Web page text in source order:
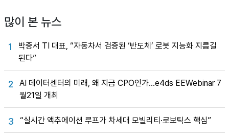
많이 본 뉴스
1
박중서 TI 대표, “자동차서 검증된 ‘반도체’ 로봇 지능화 지름길
된다”
2
AI 데이터센터의 미래, 왜 지금 CPO인가…e4ds EEWebinar 7
월21일 개최
3 “실시간 액추에이션 루프가 차세대 모빌리티·로보틱스 핵심”